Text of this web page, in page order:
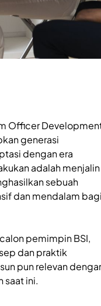
Officer
generasi
dengan era
adalah menjalin
sebuah
dan mendalam bagi
pemimpin BSI,
dan praktik
pun relevan
saat ini.